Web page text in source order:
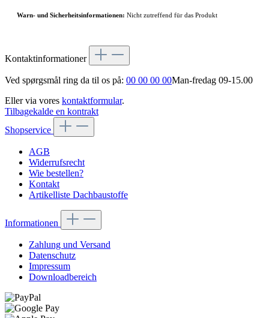
Warn- und Sicherheitsinformationen: Nicht zutreffend für das Produkt
Kontaktinformationer
Ved spørgsmål ring da til os på: 00 00 00 00Man-fredag 09-15.00
Eller via vores kontaktformular.
Tilbagekalde en kontrakt
Shopservice
AGB
Widerrufsrecht
Wie bestellen?
Kontakt
Artikelliste Dachbaustoffe
Informationen
Zahlung und Versand
Datenschutz
Impressum
Downloadbereich